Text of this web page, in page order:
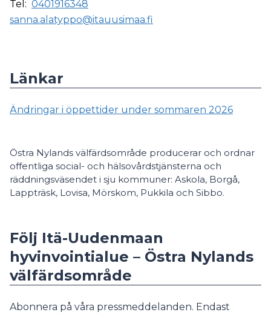
Tel: 0401916348
sanna.alatyppo@itauusimaa.fi
Länkar
Ändringar i öppettider under sommaren 2026
Östra Nylands välfärdsområde producerar och ordnar
offentliga social- och hälsovårdstjänsterna och
räddningsväsendet i sju kommuner: Askola, Borgå,
Lappträsk, Lovisa, Mörskom, Pukkila och Sibbo.
Följ Itä-Uudenmaan
hyvinvointialue – Östra Nylands
välfärdsområde
Abonnera på våra pressmeddelanden. Endast